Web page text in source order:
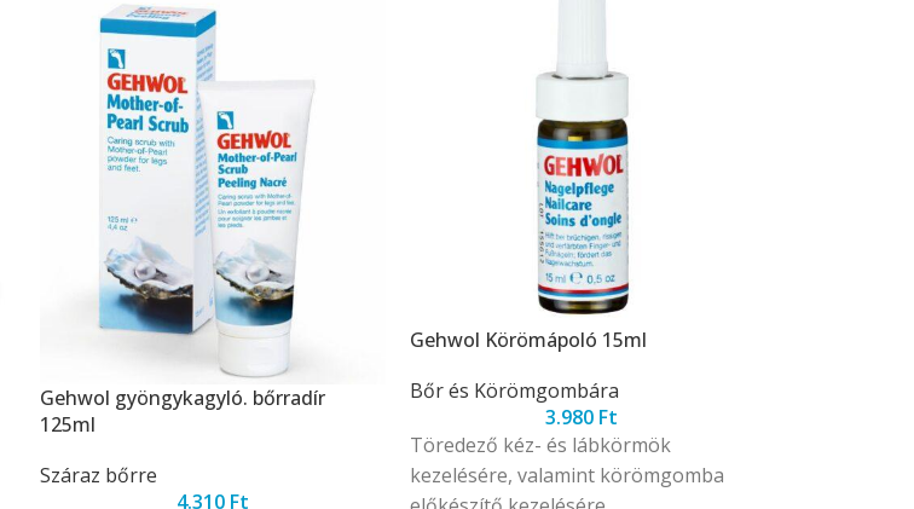
Gehwol gyöngykagyló. bőrradír
125ml
Száraz bőrre
4.310 Ft
Gehwol Körömápoló 15ml
Bőr és Körömgombára
3.980 Ft
Töredező kéz- és lábkörmök
kezelésére, valamint körömgomba